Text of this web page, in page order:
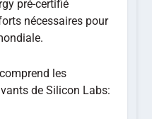
pré-certifié
nécessaires pour
les
de Silicon Labs: